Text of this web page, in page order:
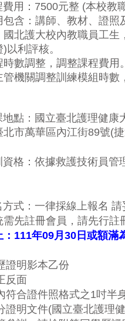
用： 7500元整 (本校教
含：講師、教材、證照
北護大校內教職員工生
) 以利評核。
數調整，調整課程費用。
機關調整訓練模組時數
地點：國立臺北護理健康
北市萬華區內江街89號(
資格：依據救護技術員管
方式：一律採線上報名 請
先註冊會員，請先行註
111年09月30日或額滿
證明影本乙份
反面
符合證件照格式之 1吋半
證明文件(國立臺北護理